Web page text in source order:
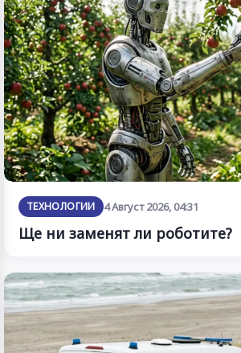
ТЕХНОЛОГИИ 4 Август 2026, 04:31
Ще ни заменят ли роботите?